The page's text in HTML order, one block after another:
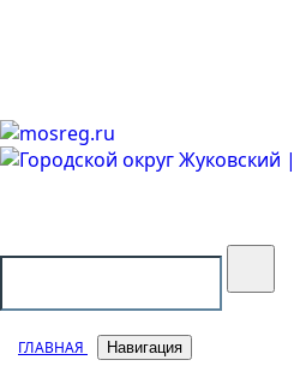
ГЛАВНАЯ Навигация